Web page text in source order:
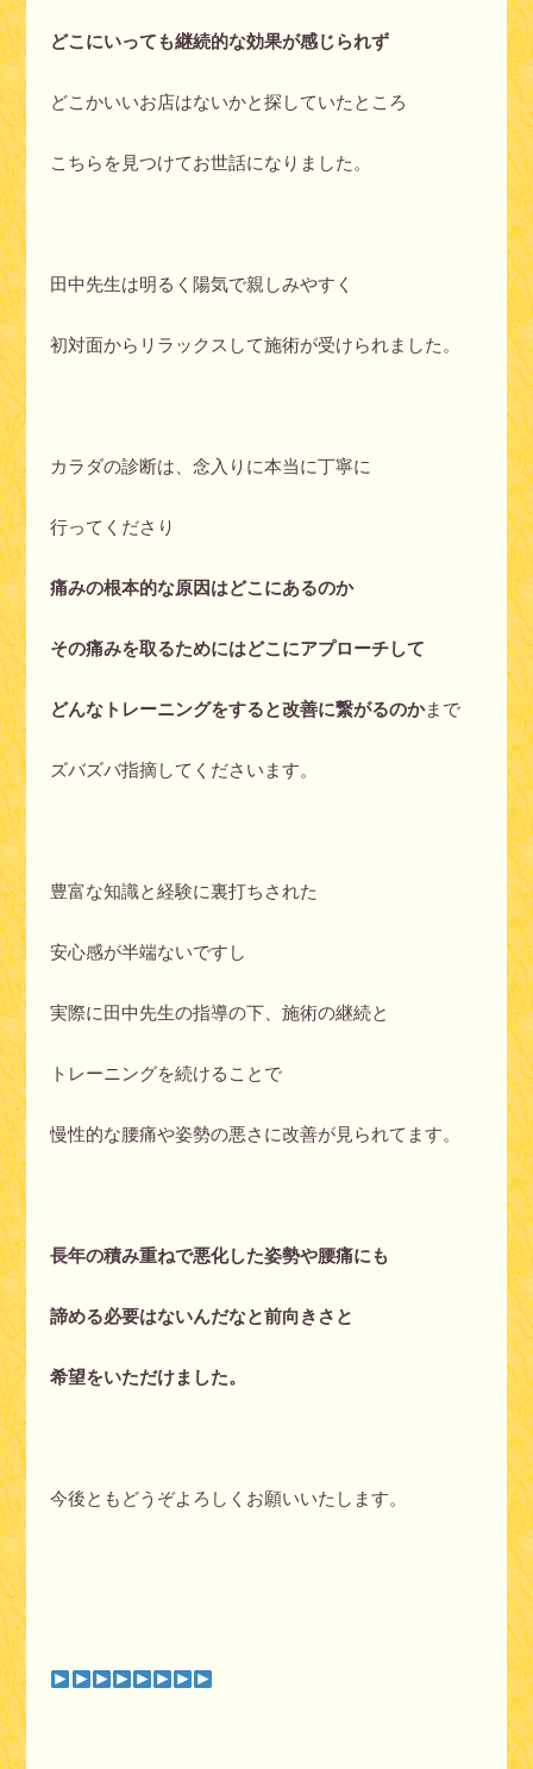
どこにいっても継続的な効果が感じられず
どこかいいお店はないかと探していたところ
こちらを見つけてお世話になりました。
田中先生は明るく陽気で親しみやすく
初対面からリラックスして施術が受けられました。
カラダの診断は、念入りに本当に丁寧に
行ってくださり
痛みの根本的な原因はどこにあるのか
その痛みを取るためにはどこにアプローチして
どんなトレーニングをすると改善に繋がるのかまで
ズバズバ指摘してくださいます。
豊富な知識と経験に裏打ちされた
安心感が半端ないですし
実際に田中先生の指導の下、施術の継続と
トレーニングを続けることで
慢性的な腰痛や姿勢の悪さに改善が見られてます。
長年の積み重ねで悪化した姿勢や腰痛にも
諦める必要はないんだなと前向きさと
希望をいただけました。
今後ともどうぞよろしくお願いいたします。